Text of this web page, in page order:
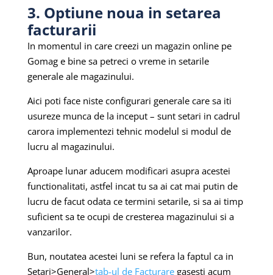
3. Optiune noua in setarea
facturarii
In momentul in care creezi un magazin online pe
Gomag e bine sa petreci o vreme in setarile
generale ale magazinului.
Aici poti face niste configurari generale care sa iti
usureze munca de la inceput – sunt setari in cadrul
carora implementezi tehnic modelul si modul de
lucru al magazinului.
Aproape lunar aducem modificari asupra acestei
functionalitati, astfel incat tu sa ai cat mai putin de
lucru de facut odata ce termini setarile, si sa ai timp
suficient sa te ocupi de cresterea magazinului si a
vanzarilor.
Bun, noutatea acestei luni se refera la faptul ca in
Setari>General>tab-ul de Facturaregasesti acum